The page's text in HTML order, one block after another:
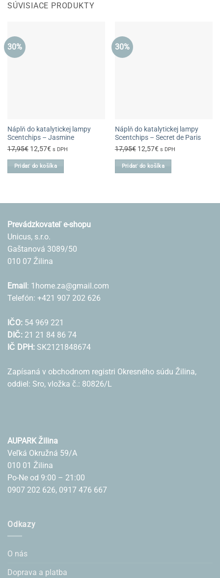
SÚVISIACE PRODUKTY
30%
Náplň do katalytickej lampy
Scentchips – Jasmine
17,95€ Pôvodná
cena
bola:
12,57€Aktuálna
cena
je:
s DPH
Pridať do košíka
30%
Náplň do katalytickej lampy
Scentchips – Secret de Paris
17,95€ Pôvodná
cena
bola:
12,57€Aktuálna
cena
je:
s DPH
Pridať do košíka
Prevádzkovateľ e-shopu
Unicus, s.r.o.
Gaštanová 3089/50
010 07 Žilina
Email : 1home.za@gmail.com
Telefón: +421 907 202 626
IČO: 54 969 221
DIČ: 21 21 84 86 74
IČ DPH: SK2121848674
Zapísaná v obchodnom registri Okresného súdu Žilina,
oddiel: Sro, vložka č.: 80826/L
AUPARK Žilina
Veľká Okružná 59/A
010 01 Žilina
Po-Ne od 9:00 – 21:00
0907 202 626, 0917 476 667
Odkazy
O nás
Doprava a platba